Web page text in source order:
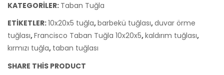
KATEGORILER: Taban Tuğla
ETIKETLER:10x20x5 tuğla,barbekü tuğlası,duvar örme
tuğlası,Francisco Taban Tuğla 10x20x5,kaldırım tuğlası,
kırmızı tuğla, taban tuğlası
SHARE THIS PRODUCT